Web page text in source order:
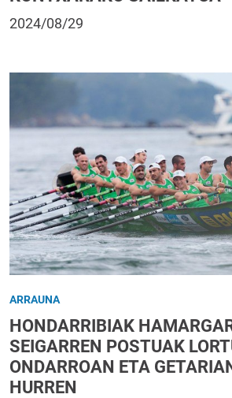
2024/08/29
ARRAUNA
HONDARRIBIAK
SEIGARREN POSTUAK
ONDARROAN ETA
HURREN